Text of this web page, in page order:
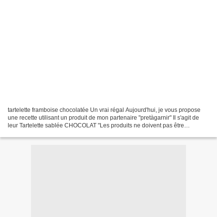
tartelette framboise chocolatée Un vrai régal Aujourd'hui, je vous propose
une recette utilisant un produit de mon partenaire "pretàgarnir" Il s'agit de
leur Tartelette sablée CHOCOLAT "Les produits ne doivent pas être